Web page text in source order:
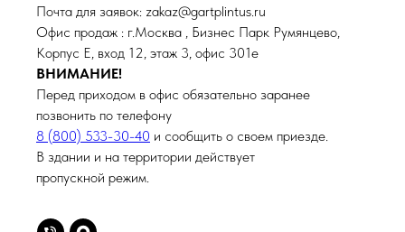
Почта для заявок: zakaz@gartplintus.ru
Офис продаж : г.Москва , Бизнес Парк Румянцево,
Корпус Е, вход 12, этаж 3, офис 301е
ВНИМАНИЕ!
Перед приходом в офис обязательно заранее
позвонить по телефону
8 (800) 533-30-40 и сообщить о своем приезде.
В здании и на территории действует
пропускной режим.